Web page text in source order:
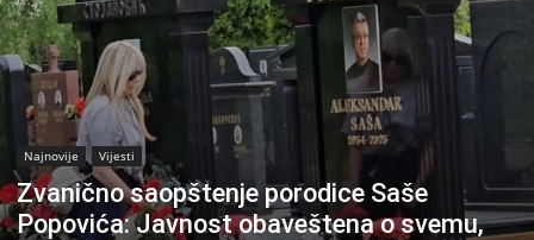
Najnovije Vijesti
Zvanično saopštenje porodice Saše
Popovića: Javnost obaveštena o svemu,